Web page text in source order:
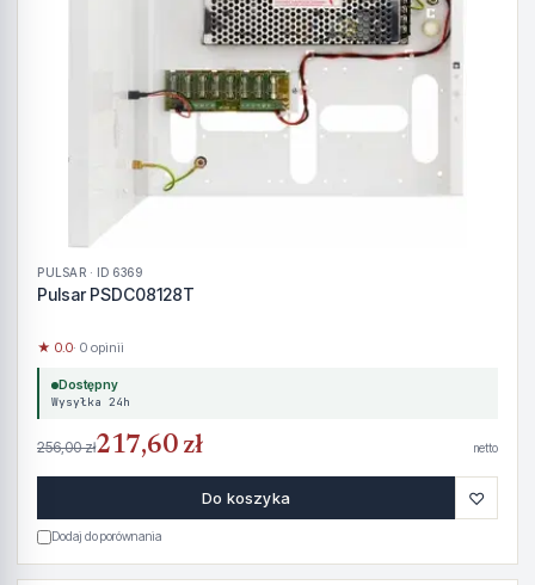
PULSAR · ID 6369
Pulsar PSDC08128T
★ 0.0· 0 opinii
Dostępny
Wysyłka 24h
256,00 zł217,60 zł netto
Do koszyka ♡
Dodaj do porównania